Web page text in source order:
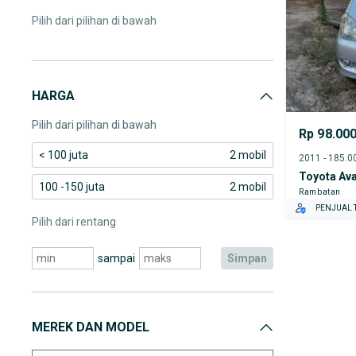
Pilih dari pilihan di bawah
HARGA
Pilih dari pilihan di bawah
< 100 juta 2 mobil
100 -150 juta 2 mobil
Pilih dari rentang
sampai simpan
MEREK DAN MODEL
Rp
Toyota
Rambatan
PENJUAL